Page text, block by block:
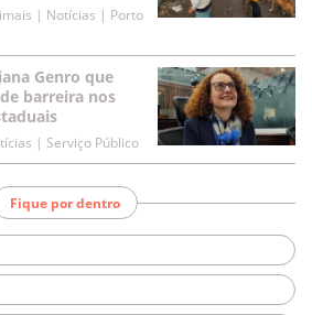
| Notícias | Porto
Genro que
barreira nos
| Serviço Público
Fique por dentro